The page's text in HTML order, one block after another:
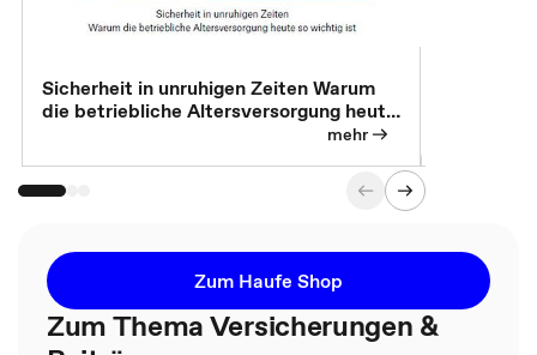
Sicherheit in unruhigen Zeiten Warum
die betriebliche Altersversorgung heute
mehr
Zum Haufe Shop
Zum Thema Versicherungen &